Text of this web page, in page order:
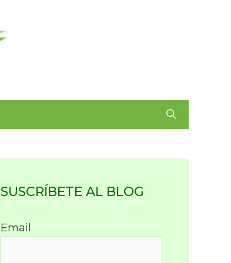
SUSCRÍBETE AL BLOG
Email